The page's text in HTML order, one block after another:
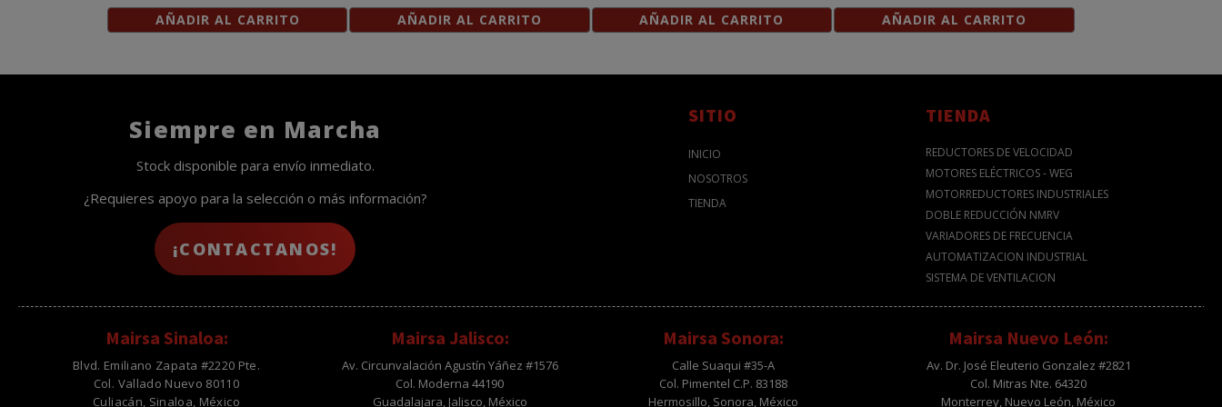
AÑADIR AL CARRITO AÑADIR AL CARRITO AÑADIR AL CARRITO AÑADIR AL CARRITO
Siempre en Marcha
Stock disponible para envío inmediato.
¿Requieres apoyo para la selección o más información?
¡CONTACTANOS!
SITIO
INICIO
NOSOTROS
TIENDA
TIENDA
REDUCTORES DE VELOCIDAD
MOTORES ELÉCTRICOS - WEG
MOTORREDUCTORES INDUSTRIALES
DOBLE REDUCCIÓN NMRV
VARIADORES DE FRECUENCIA
AUTOMATIZACION INDUSTRIAL
SISTEMA DE VENTILACION
Mairsa Sinaloa:
Blvd. Emiliano Zapata #2220 Pte.
Col. Vallado Nuevo 80110
Culiacán, Sinaloa, México
Mairsa Jalisco:
Av. Circunvalación Agustín Yáñez #1576
Col. Moderna 44190
Guadalajara, Jalisco, México
Mairsa Sonora:
Calle Suaqui #35-A
Col. Pimentel C.P. 83188
Hermosillo, Sonora, México
Mairsa Nuevo León:
Av. Dr. José Eleuterio Gonzalez #2821
Col. Mitras Nte. 64320
Monterrey, Nuevo León, México